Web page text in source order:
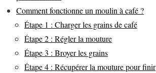
Comment fonctionne un moulin à café ?
Étape 1 : Charger les grains de café
Étape 2 : Régler la mouture
Étape 3 : Broyer les grains
Étape 4 : Récupérer la mouture pour finir